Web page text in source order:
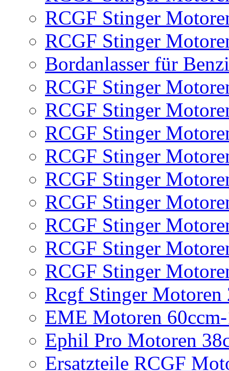
RCGF Stinger
RCGF Stinger
Bordanlasser für
RCGF Stinger
RCGF Stinger
RCGF Stinger
RCGF Stinger
RCGF Stinger
RCGF Stinger
RCGF Stinger
RCGF Stinger
RCGF Stinger
Rcgf Stinger
EME Motoren
Ephil Pro Motoren
Ersatzteile RCGF